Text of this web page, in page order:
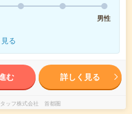
男性
る
む 詳しく見る
ッフ株式会社 首都圏